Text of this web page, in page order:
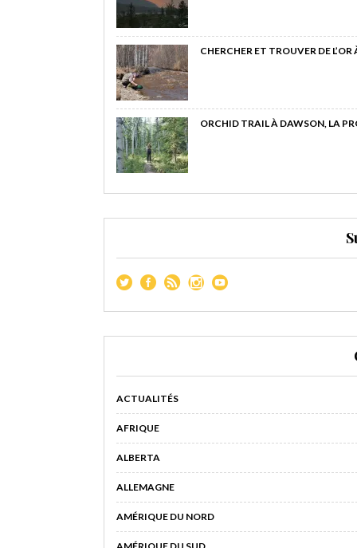
CHERCHER ET TROUVER DE
ORCHID TRAIL À DAWSON, LA
ACTUALITÉS
AFRIQUE
ALBERTA
ALLEMAGNE
AMÉRIQUE DU NORD